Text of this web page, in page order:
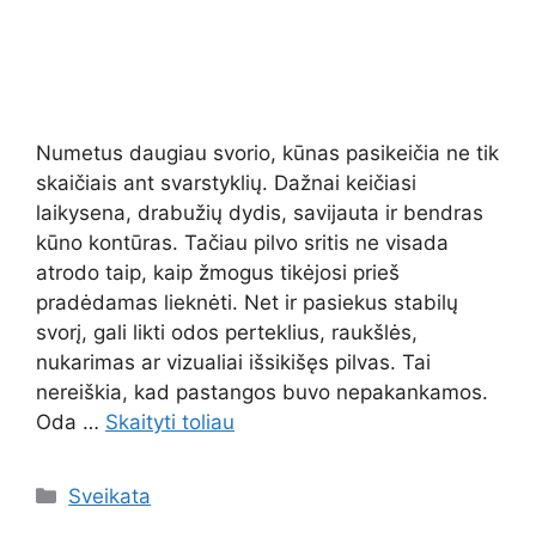
Numetus daugiau svorio, kūnas pasikeičia ne tik
skaičiais ant svarstyklių. Dažnai keičiasi
laikysena, drabužių dydis, savijauta ir bendras
kūno kontūras. Tačiau pilvo sritis ne visada
atrodo taip, kaip žmogus tikėjosi prieš
pradėdamas lieknėti. Net ir pasiekus stabilų
svorį, gali likti odos perteklius, raukšlės,
nukarimas ar vizualiai išsikišęs pilvas. Tai
nereiškia, kad pastangos buvo nepakankamos.
Oda … Skaityti toliau
Kategorijos
Sveikata